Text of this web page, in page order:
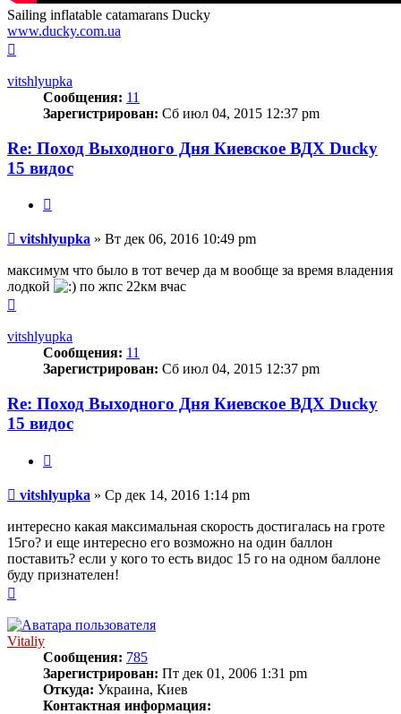
Sailing inflatable catamarans Ducky
www.ducky.com.ua
началу
vitshlyupka
Сообщения: 11
Зарегистрирован: Сб июл 04, 2015 12:37 pm
Re: Поход Выходного Дня Киевское ВДХ Ducky
15 видос
Сообщение
vitshlyupka » Вт дек 06, 2016 10:49 pm
максимум что было в тот вечер да м вообще за время владения
лодкой
по жпс 22км вчас
началу
vitshlyupka
Сообщения: 11
Зарегистрирован: Сб июл 04, 2015 12:37 pm
Re: Поход Выходного Дня Киевское ВДХ Ducky
15 видос
Сообщение
vitshlyupka » Ср дек 14, 2016 1:14 pm
интересно какая максимальная скорость достигалась на гроте
15го? и еще интересно его возможно на один баллон
поставить? если у кого то есть видос 15 го на одном баллоне
буду признателен!
началу
Vitaliy
Сообщения: 785
Зарегистрирован: Пт дек 01, 2006 1:31 pm
Откуда: Украина, Киев
Контактная информация: